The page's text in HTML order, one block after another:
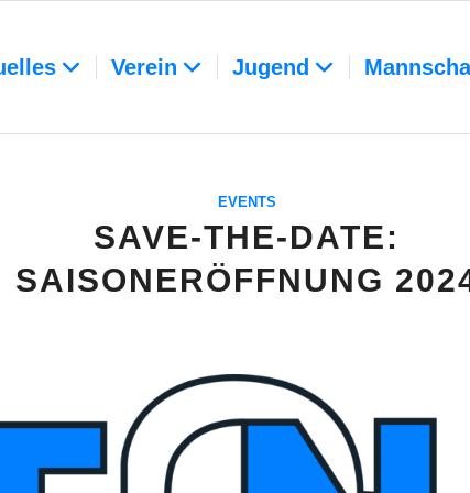
Verein Jugend
EVENTS
SAVE-THE-DATE:
SAISONERÖFFNUNG